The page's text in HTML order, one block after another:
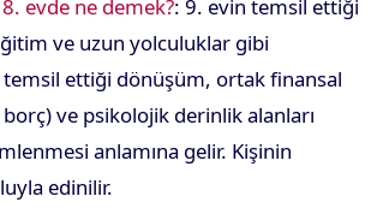
evde ne demek?: 9. evin temsil ettiği
ve uzun yolculuklar gibi
temsil ettiği dönüşüm, ortak finansal
ve psikolojik derinlik alanları
anlamına gelir. Kişinin
edinilir.